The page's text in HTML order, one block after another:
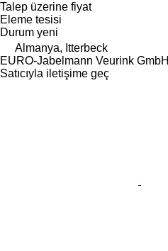
Talep üzerine fiyat
Eleme tesisi
Durum yeni
Almanya, Itterbeck
EURO-Jabelmann Veurink GmbH
Satıcıyla iletişime geç